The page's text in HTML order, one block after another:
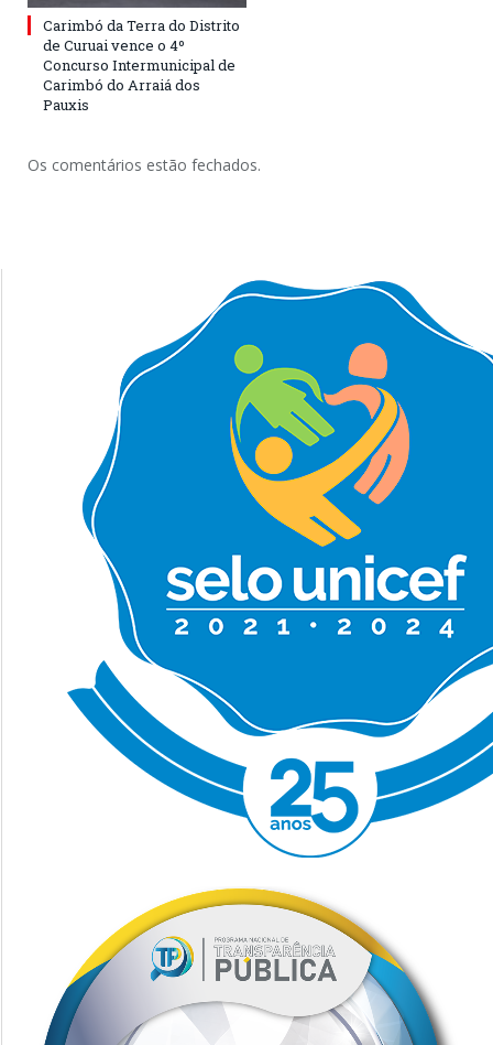
Carimbó da Terra do Distrito
de Curuai vence o 4º
Concurso Intermunicipal de
Carimbó do Arraiá dos
Pauxis
Os comentários estão fechados.